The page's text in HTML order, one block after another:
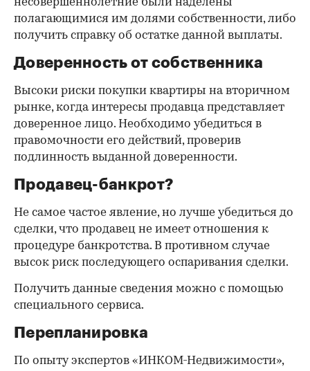
несовершеннолетние были наделены
полагающимися им долями собственности, либо
получить справку об остатке данной выплаты.
Доверенность от собственника
Высоки риски покупки квартиры на вторичном
рынке, когда интересы продавца представляет
доверенное лицо. Необходимо убедиться в
правомочности его действий, проверив
подлинность выданной доверенности.
Продавец-банкрот?
Не самое частое явление, но лучше убедиться до
сделки, что продавец не имеет отношения к
процедуре банкротства. В противном случае
высок риск последующего оспаривания сделки.
Получить данные сведения можно с помощью
специального сервиса.
Перепланировка
По опыту экспертов «ИНКОМ-Недвижимости»,